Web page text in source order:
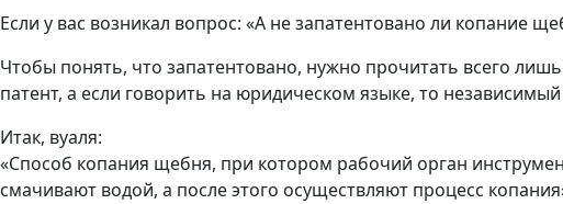
Если у вас возникал вопрос: «А не запатентовано ли копание
Чтобы понять, что запатентовано, нужно прочитать всего
патент, а если говорить на юридическом языке, то
Итак, вуаля:
«Способ копания щебня, при котором рабочий орган
смачивают водой, а после этого осуществляют процесс